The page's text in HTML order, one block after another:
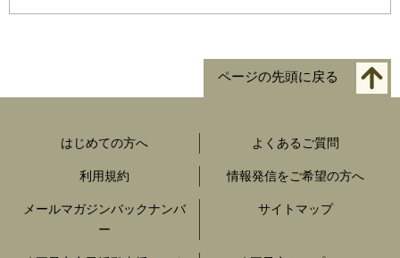
ページの先頭に戻る
はじめての方へ よくあるご質問
利用規約 情報発信をご希望の方へ
メールマガジンバックナンバ
ー
サイトマップ